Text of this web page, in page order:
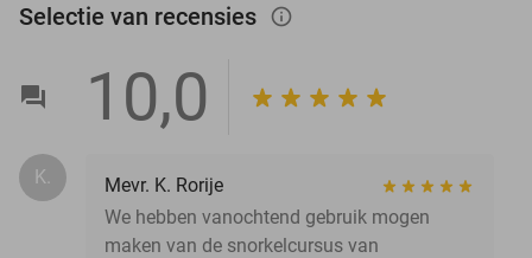
Selectie van recensies info_outlined
10,0
K.
Mevr. K. Rorije
We hebben vanochtend gebruik mogen
maken van de snorkelcursus van